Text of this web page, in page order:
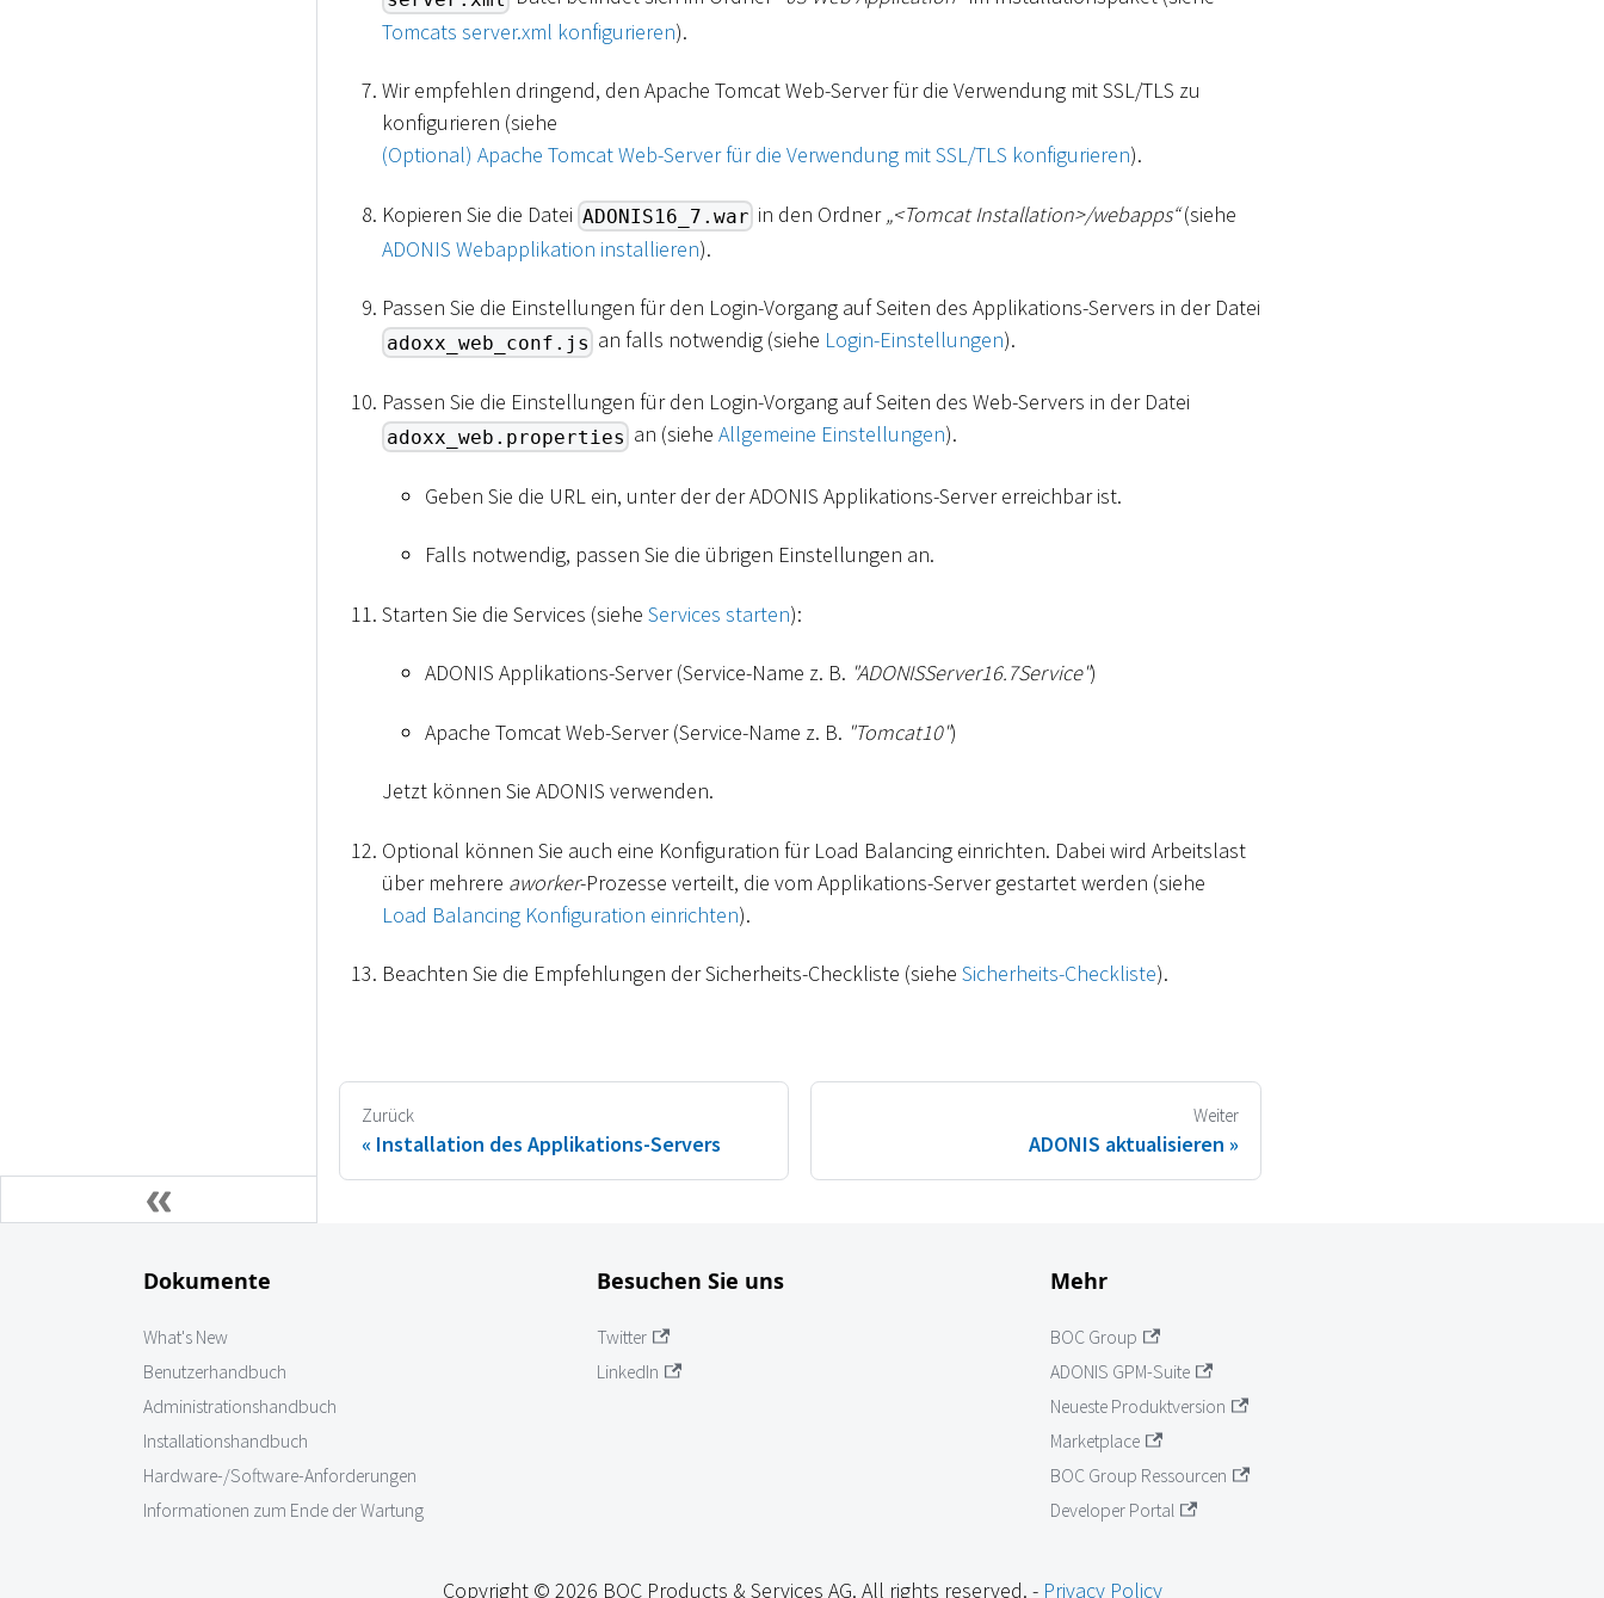
Tomcats server.xml konfigurieren).
Wir empfehlen dringend, den Apache Tomcat Web-Server für die Verwendung mit SSL/TLS zu
konfigurieren (siehe
(Optional) Apache Tomcat Web-Server für die Verwendung mit SSL/TLS konfigurieren).
Kopieren Sie die Datei ADONIS16_7.war in den Ordner„<Tomcat Installation>/webapps“(siehe
ADONIS Webapplikation installieren).
Passen Sie die Einstellungen für den Login-Vorgang auf Seiten des Applikations-Servers in der Datei
adoxx_web_conf.js an falls notwendig (siehe Login-Einstellungen).
Passen Sie die Einstellungen für den Login-Vorgang auf Seiten des Web-Servers in der Datei
adoxx_web.properties an (sieheAllgemeine Einstellungen).
Geben Sie die URL ein, unter der der ADONIS Applikations-Server erreichbar ist.
Falls notwendig, passen Sie die übrigen Einstellungen an.
Starten Sie die Services (siehe Services starten):
ADONIS Applikations-Server (Service-Name z. B. "ADONISServer16.7Service")
Apache Tomcat Web-Server (Service-Name z. B. "Tomcat10")
Jetzt können Sie ADONIS verwenden.
Optional können Sie auch eine Konfiguration für Load Balancing einrichten. Dabei wird Arbeitslast
über mehrere aworker-Prozesse verteilt, die vom Applikations-Server gestartet werden (siehe
Load Balancing Konfiguration einrichten).
Beachten Sie die Empfehlungen der Sicherheits-Checkliste (siehe Sicherheits-Checkliste).
Zurück
Installation des Applikations-Servers
Weiter
ADONIS aktualisieren
Dokumente
What's New
Benutzerhandbuch
Administrationshandbuch
Installationshandbuch
Hardware-/Software-Anforderungen
Informationen zum Ende der Wartung
Besuchen Sie uns
Twitter
LinkedIn
Mehr
BOC Group
ADONIS GPM-Suite
Neueste Produktversion
Marketplace
BOC Group Ressourcen
Developer Portal
Copyright © 2026 BOC Products & Services AG. All rights reserved. - Privacy Policy